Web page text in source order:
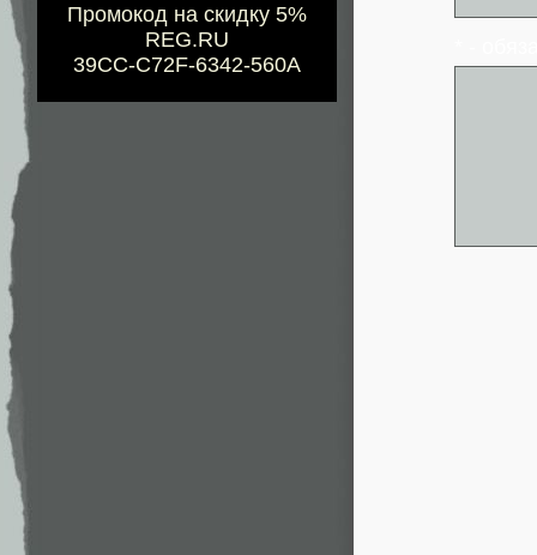
Промокод на скидку 5%
REG.RU
39CC-C72F-6342-560A